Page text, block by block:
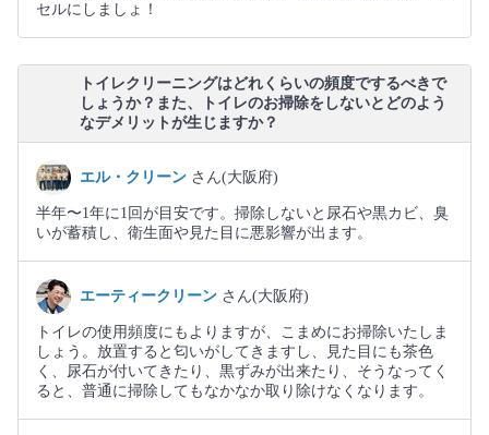
セルにしましょ！
トイレクリーニングはどれくらいの頻度でするべきで
しょうか？また、トイレのお掃除をしないとどのよう
なデメリットが生じますか？
エル・クリーン さん(大阪府)
半年〜1年に1回が目安です。掃除しないと尿石や黒カビ、臭
いが蓄積し、衛生面や見た目に悪影響が出ます。
エーティークリーン さん(大阪府)
トイレの使用頻度にもよりますが、こまめにお掃除いたしま
しょう。放置すると匂いがしてきますし、見た目にも茶色
く、尿石が付いてきたり、黒ずみが出来たり、そうなってく
ると、普通に掃除してもなかなか取り除けなくなります。